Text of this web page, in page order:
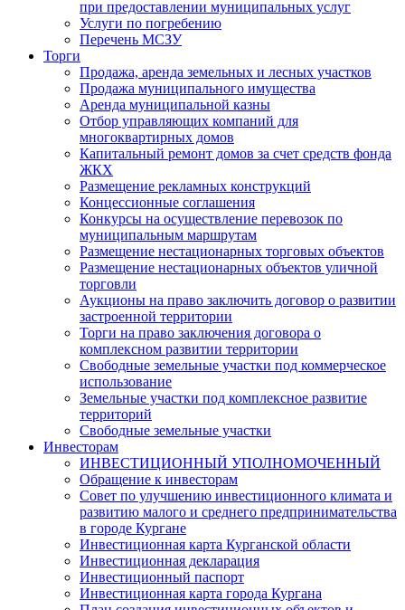
при предоставлении муниципальных услуг
Услуги по погребению
Перечень МСЗУ
Торги
Продажа, аренда земельных и лесных участков
Продажа муниципального имущества
Аренда муниципальной казны
Отбор управляющих компаний для
многоквартирных домов
Капитальный ремонт домов за счет средств фонда
ЖКХ
Размещение рекламных конструкций
Концессионные соглашения
Конкурсы на осуществление перевозок по
муниципальным маршрутам
Размещение нестационарных торговых объектов
Размещение нестационарных объектов уличной
торговли
Аукционы на право заключить договор о развитии
застроенной территории
Торги на право заключения договора о
комплексном развитии территории
Свободные земельные участки под коммерческое
использование
Земельные участки под комплексное развитие
территорий
Свободные земельные участки
Инвесторам
ИНВЕСТИЦИОННЫЙ УПОЛНОМОЧЕННЫЙ
Обращение к инвесторам
Совет по улучшению инвестиционного климата и
развитию малого и среднего предпринимательства
в городе Кургане
Инвестиционная карта Курганской области
Инвестиционная декларация
Инвестиционный паспорт
Инвестиционная карта города Кургана